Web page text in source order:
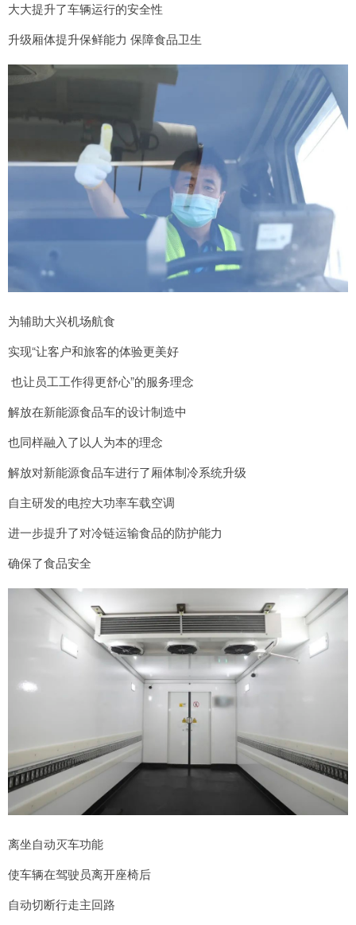
大大提升了车辆运行的安全性
升级厢体提升保鲜能力 保障食品卫生
为辅助大兴机场航食
实现“让客户和旅客的体验更美好
也让员工工作得更舒心”的服务理念
解放在新能源食品车的设计制造中
也同样融入了以人为本的理念
解放对新能源食品车进行了厢体制冷系统升级
自主研发的电控大功率车载空调
进一步提升了对冷链运输食品的防护能力
确保了食品安全
离坐自动灭车功能
使车辆在驾驶员离开座椅后
自动切断行走主回路